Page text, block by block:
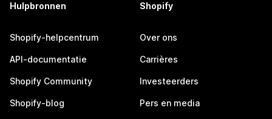
Hulpbronnen
Shopify-helpcentrum
API-documentatie
Shopify Community
Shopify-blog
Shopify
Over ons
Carrières
Investeerders
Pers en media